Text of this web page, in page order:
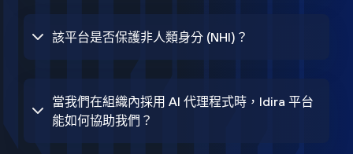
該平台是否保護非人類身分 (NHI)？
當我們在組織內採用 AI 代理程式時，Idira 平台
能如何協助我們？